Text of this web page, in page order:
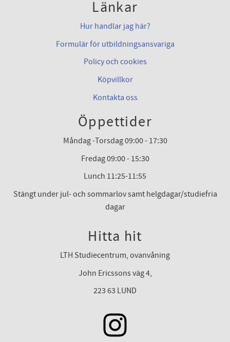
Länkar
Hur handlar jag här?
Formulär för utbildningsansvariga
Policy och cookies
Köpvillkor
Kontakta oss
Öppettider
Måndag -Torsdag 09:00 - 17:30
Fredag 09:00 - 15:30
Lunch 11:25-11:55
Stängt under jul- och sommarlov samt helgdagar/studiefria
dagar
Hitta hit
LTH Studiecentrum, ovanvåning
John Ericssons väg 4,
223 63 LUND